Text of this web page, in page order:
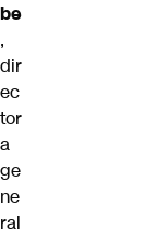
be
,
dir
ec
tor
a
ge
ne
ral